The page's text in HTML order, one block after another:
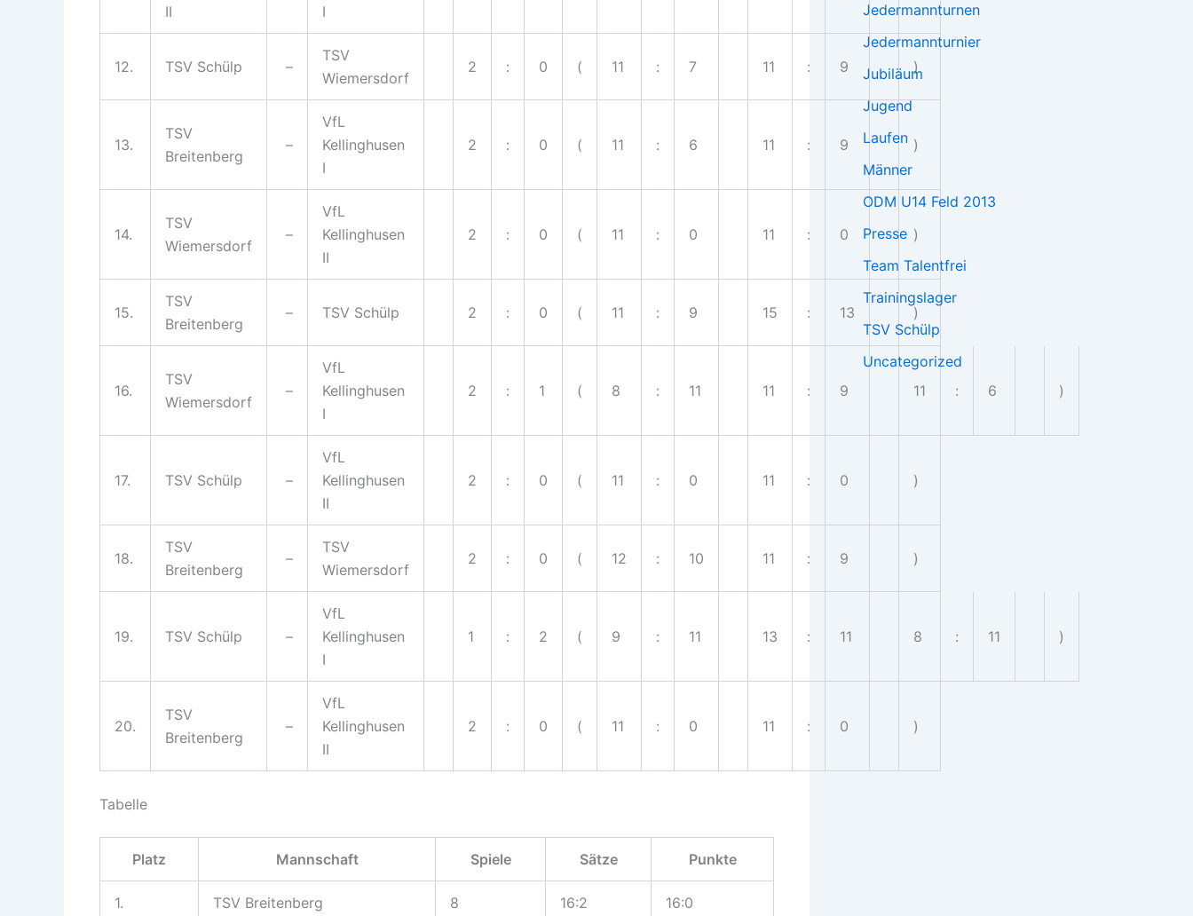
II
I
12. TSV Schülp –
TSV
Wiemersdorf
2 : 0 ( 11 : 7 11 : 9 )
13.
TSV
Breitenberg
–
VfL
Kellinghusen
I
2 : 0 ( 11 : 6 11 : 9 )
14.
TSV
Wiemersdorf
–
VfL
Kellinghusen
II
2 : 0 ( 11 : 0 11 : 0 )
15.
TSV
Breitenberg
– TSV Schülp 2 : 0 ( 11 : 9 15 : 13 )
16.
TSV
Wiemersdorf
–
VfL
Kellinghusen
I
2 : 1 ( 8 : 11 11 : 9 11 : 6 )
17. TSV Schülp –
VfL
Kellinghusen
II
2 : 0 ( 11 : 0 11 : 0 )
18.
TSV
Breitenberg
–
TSV
Wiemersdorf
2 : 0 ( 12 : 10 11 : 9 )
19. TSV Schülp –
VfL
Kellinghusen
I
1 : 2 ( 9 : 11 13 : 11 8 : 11 )
20.
TSV
Breitenberg
–
VfL
Kellinghusen
II
2 : 0 ( 11 : 0 11 : 0 )
Tabelle
Platz Mannschaft Spiele Sätze Punkte
1. TSV Breitenberg 8 16:2 16:0
Jedermannturnen
Jedermannturnier
Jubiläum
Jugend
Laufen
Männer
ODM U14 Feld 2013
Presse
Team Talentfrei
Trainingslager
TSV Schülp
Uncategorized